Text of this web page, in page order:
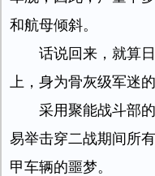
和航母倾斜。
话说回来，就算
上，身为骨灰级军迷
采用聚能战斗部
易举击穿二战期间所
甲车辆的噩梦。